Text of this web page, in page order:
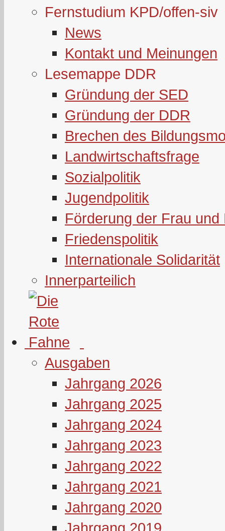
Fernstudium KPD/offen-siv
News
Kontakt und Meinungen
Lesemappe DDR
Gründung der SED
Gründung der DDR
Brechen des
Landwirtschaftsfrage
Sozialpolitik
Jugendpolitik
Förderung der Frau und
Friedenspolitik
Internationale Solidarität
Innerparteilich
Ausgaben
Jahrgang 2026
Jahrgang 2025
Jahrgang 2024
Jahrgang 2023
Jahrgang 2022
Jahrgang 2021
Jahrgang 2020